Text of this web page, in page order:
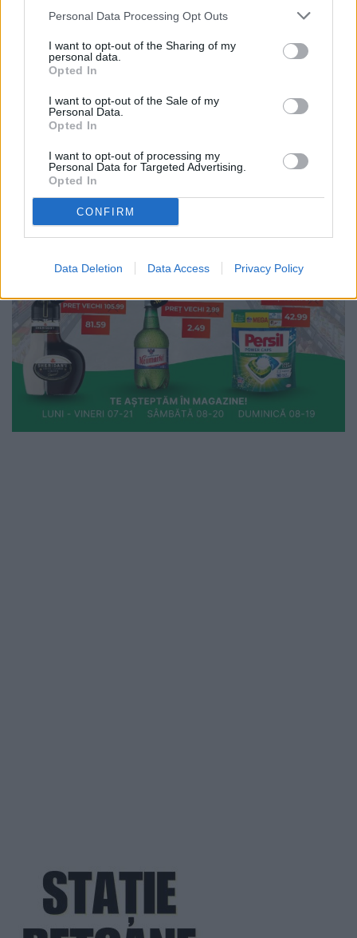
Personal Data Processing Opt Outs
I want to opt-out of the Sharing of my
personal data.
Opted In
I want to opt-out of the Sale of my
Personal Data.
Opted In
I want to opt-out of processing my
Personal Data for Targeted Advertising.
Opted In
CONFIRM
Data Deletion Data Access Privacy Policy